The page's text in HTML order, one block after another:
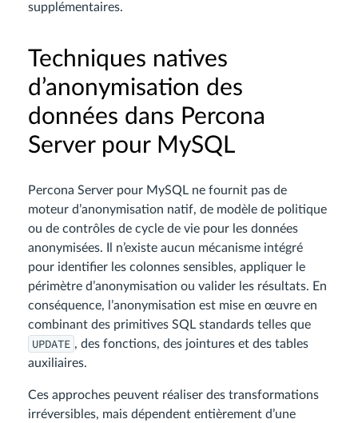
supplémentaires.
Techniques natives
d’anonymisation des
données dans Percona
Server pour MySQL
Percona Server pour MySQL ne fournit pas de
moteur d’anonymisation natif, de modèle de politique
ou de contrôles de cycle de vie pour les données
anonymisées. Il n’existe aucun mécanisme intégré
pour identifier les colonnes sensibles, appliquer le
périmètre d’anonymisation ou valider les résultats. En
conséquence, l’anonymisation est mise en œuvre en
combinant des primitives SQL standards telles que
UPDATE , des fonctions, des jointures et des tables
auxiliaires.
Ces approches peuvent réaliser des transformations
irréversibles, mais dépendent entièrement d’une